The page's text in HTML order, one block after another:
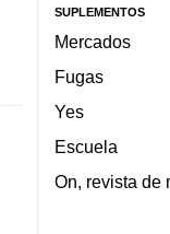
SUPLEMENTOS
Mercados
Fugas
Yes
Escuela
On, revista de